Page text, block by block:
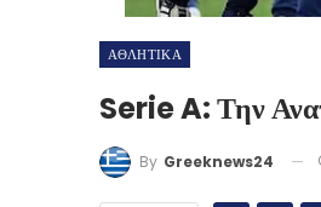
ΑΘΛΗΤΙΚΑ
Serie A: Την
By Greeknews24